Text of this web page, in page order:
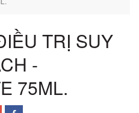
TRỊ SUY
-
75ML.